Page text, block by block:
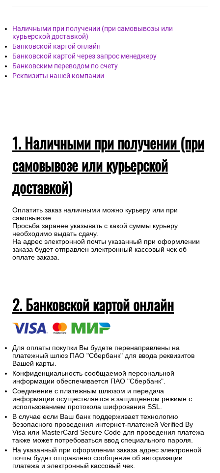
Наличными при получении (при самовывозы или
курьерской доставкой)
Банковской картой онлайн
Банковской картой через запрос менеджеру
Банковским переводом по счету
Реквизиты нашей компании
1. Наличными при получении (при
самовывозе или курьерской
доставкой)
Оплатить заказ наличными можно курьеру или при
самовывозе.
Просьба заранее указывать с какой суммы курьеру
необходимо выдать сдачу.
На адрес электронной почты указанный при оформлении
заказа будет отправлен электронный кассовый чек об
оплате заказа.
2. Банковской картой онлайн
Для оплаты покупки Вы будете перенаправлены на
платежный шлюз ПАО "Сбербанк" для ввода реквизитов
Вашей карты.
Конфиденциальность сообщаемой персональной
информации обеспечивается ПАО "Сбербанк".
Соединение с платежным шлюзом и передача
информации осуществляется в защищенном режиме с
использованием протокола шифрования SSL.
В случае если Ваш банк поддерживает технологию
безопасного проведения интернет-платежей Verified By
Visa или MasterCard Secure Code для проведения платежа
также может потребоваться ввод специального пароля.
На указанный при оформлении заказа адрес электронной
почты будет отправлено сообщение об авторизации
платежа и электронный кассовый чек.